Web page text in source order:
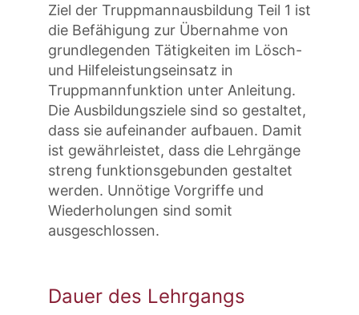
Ziel der Truppmannausbildung Teil 1 ist
die Befähigung zur Übernahme von
grundlegenden Tätigkeiten im Lösch-
und Hilfeleistungseinsatz in
Truppmannfunktion unter Anleitung.
Die Ausbildungsziele sind so gestaltet,
dass sie aufeinander aufbauen. Damit
ist gewährleistet, dass die Lehrgänge
streng funktionsgebunden gestaltet
werden. Unnötige Vorgriffe und
Wiederholungen sind somit
ausgeschlossen.
Dauer des Lehrgangs